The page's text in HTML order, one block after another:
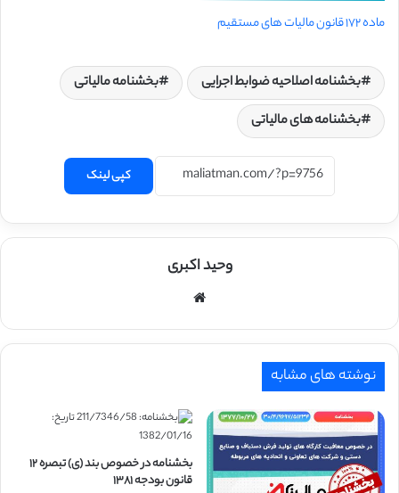
ماده ۱۷۲ قانون مالیات های مستقیم
بخشنامه اصلاحیه ضوابط اجرایی
بخشنامه مالیاتی
بخشنامه های مالیاتی
کپی لینک
وحید اکبری
نوشته های مشابه
بخشنامه در خصوص بند (ی) تبصره ۱۲
قانون بودجه ۱۳۸۱